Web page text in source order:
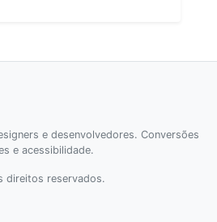
e desenvolvedores. Conversões
e acessibilidade.
direitos reservados.